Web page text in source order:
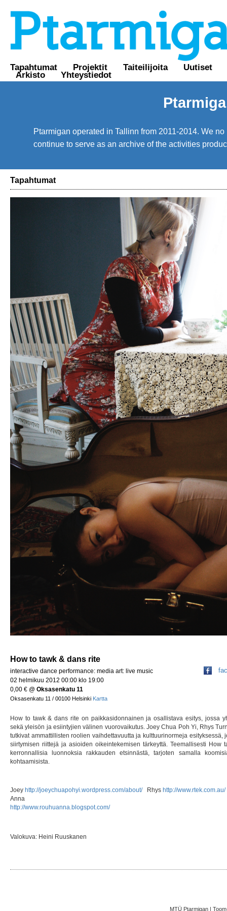
Tapahtumat Projektit Taiteilijoita Uutiset
Arkisto Yhteystiedot
Ptarmigan operated in Tallinn from 2011-2014. We
continue to serve as an archive of the activities
Tapahtumat
How to tawk & dans rite
interactive dance performance: media art: live music
02 helmikuu 2012 00:00 klo 19:00
0,00 € @ Oksasenkatu 11
Oksasenkatu 11 / 00100 Helsinki Kartta
How to tawk & dans rite on paikkasidonnainen ja osallistava esitys, jossa
sekä yleisön ja esiintyjien välinen vuorovaikutus. Joey Chua Poh Yi, Rhys
tutkivat ammattillisten roolien vaihdettavuutta ja kulttuurinormeja esityksessä,
siirtymisen riittejä ja asioiden oikeintekemisen tärkeyttä. Teemallisesti How
kerronnallisia luonnoksia rakkauden etsinnästä, tarjoten samalla
kohtaamisista.
Joey http://joeychuapohyi.wordpress.com/about/Rhys http://www.rtek.com.au/
Anna
http://www.rouhuanna.blogspot.com/
Valokuva: Heini Ruuskanen
MTÜ Ptarmigan |